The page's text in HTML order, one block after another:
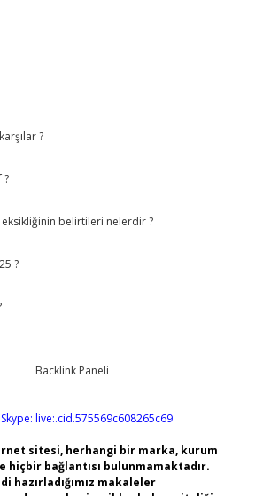
?
?
belirtileri nelerdir ?
?
Skype: live:.cid.575569c608265c69
sitesi, herhangi bir marka, kurum
hiçbir bağlantısı bulunmamaktadır.
hazırladığımız makaleler